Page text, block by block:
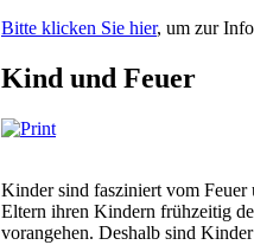
Bitte klicken Sie hier, um zur
Kind und Feuer
Kinder sind fasziniert vom
Eltern ihren Kindern frühzeitig
vorangehen. Deshalb sind